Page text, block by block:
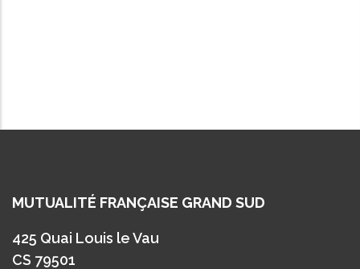
MUTUALITÉ FRANÇAISE GRAND SUD
425 Quai Louis le Vau
CS 79501